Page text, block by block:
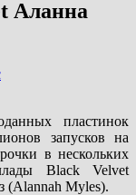
Аланна
пластинок
запусков на
в нескольких
Black Velvet
Myles).